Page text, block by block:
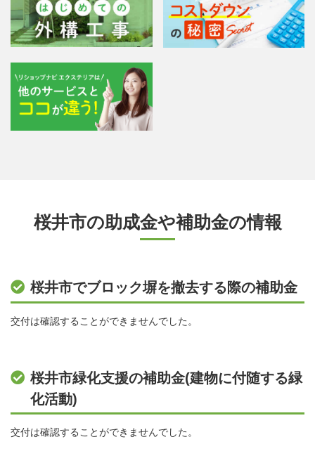
桜井市の助成金や補助金の情報
桜井市でブロック塀を撤去する際の補助金
交付は確認することができませんでした。
桜井市緑化支援の補助金(建物に付随する緑
化活動)
交付は確認することができませんでした。